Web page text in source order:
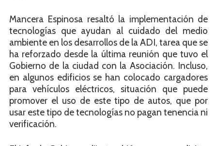
Mancera Espinosa resaltó la implementación de
tecnologías que ayudan al cuidado del medio
ambiente en los desarrollos de la ADI, tarea que se
ha reforzado desde la última reunión que tuvo el
Gobierno de la ciudad con la Asociación. Incluso,
en algunos edificios se han colocado cargadores
para vehículos eléctricos, situación que puede
promover el uso de este tipo de autos, que por
usar este tipo de tecnologías no pagan tenencia ni
verificación.